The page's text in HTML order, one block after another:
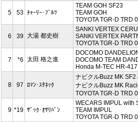
5 53 ﾁｬｰﾘｰ･ﾌﾞﾙﾂ
TEAM GOH SF23
TEAM GOH
TOYOTA TGR-D TRD
6 39 大湯 都史樹
SANKI VERTEX
SANKI VERTEX
TOYOTA TGR-D TRD
7 *6 太田 格之進
DOCOMO
DOCOMO TEAM
Honda M-TEC HR-
8 97 ﾛﾏﾝ･ｽﾀﾈｯｸ
ナビクルBuzz MK SF2
ナビクルBuzz MK
TOYOTA TGR-D TRD
9 *19 ｻﾞｯｸ･ｵｻﾘﾊﾞﾝ
WECARS IMPUL with
TEAM IMPUL
TOYOTA TGR-D TRD